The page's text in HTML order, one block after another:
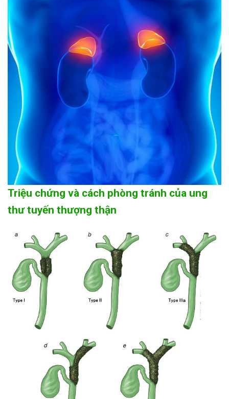
Triệu chứng và cách phòng tránh của ung
thư tuyến thượng thận